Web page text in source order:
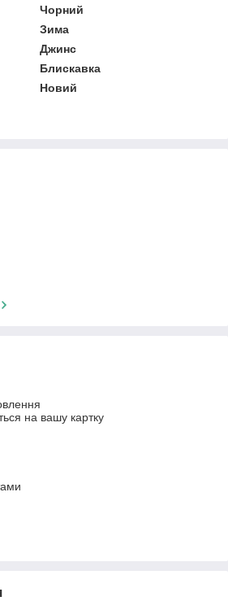
Чорний
Зима
Джинс
Блискавка
Новий
на вашу картку